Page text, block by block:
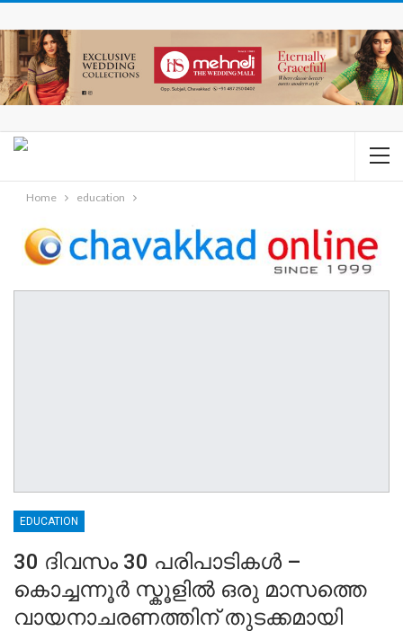
Home education
EDUCATION
30 ദിവസം 30 പരിപാടികൾ –
കൊച്ചന്നൂർ സ്കൂളിൽ ഒരു മാസത്തെ
വായനാചരണത്തിന് തുടക്കമായി